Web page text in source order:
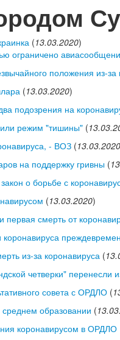
(13.03.2020)
ограничено
положения из-за
(13.03.2020)
подозрения на
режим "тишины" (
- ВОЗ (13.03.2020
на поддержку гривны (
о борьбе с
(13.03.2020)
первая смерть от
из-за коронавируса (
четверки" перенесли
совета с ОРДЛО (
образовании (
коронавирусом в ОРДЛО